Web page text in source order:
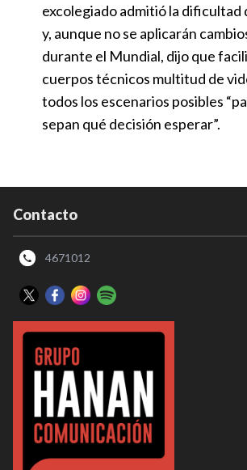
excolegiado admitió la dificultad
y, aunque no se aplicarán
durante el Mundial, dijo que
cuerpos técnicos multitud de
todos los escenarios posibles
sepan qué decisión esperar”.
Contacto
4671012